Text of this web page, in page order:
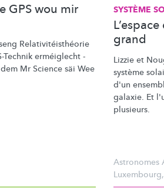
GPS wou mir
Relativitéisthéorie
Technik erméiglecht -
Mr Science säi Wee
SYSTÈME
grand
Lizzie et
système
d'un
galaxie. Et
plusieurs.
Astronomes
Luxembourg,